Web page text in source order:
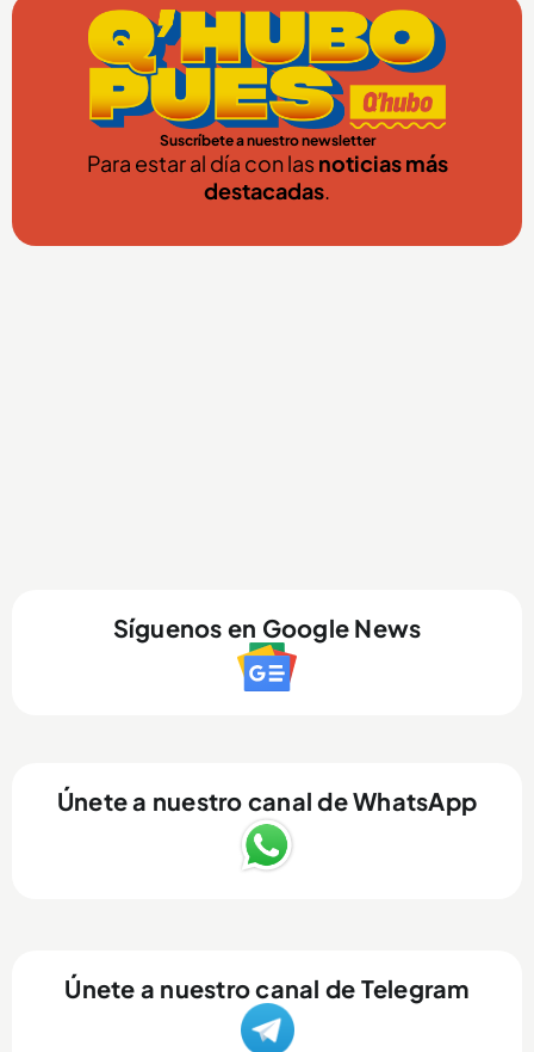
Suscríbete a nuestro newsletter
Para estar al día con lasnoticias más
destacadas.
Síguenos en Google News
Únete a nuestro canal de WhatsApp
Únete a nuestro canal de Telegram